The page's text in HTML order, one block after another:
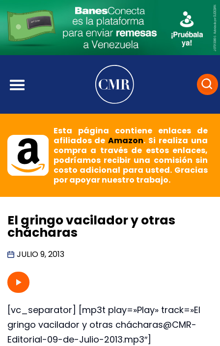
Esta página contiene enlaces de
afiliados deAmazon. Si realiza una
compra a través de estos enlaces,
podríamos recibir una comisión sin
costo adicional para usted. Gracias
por apoyar nuestro trabajo.
El gringo vacilador y otras
chácharas
JULIO 9, 2013
[vc_separator] [mp3t play=»Play» track=»El
gringo vacilador y otras chácharas@CMR-
Editorial-09-de-Julio-2013.mp3″]